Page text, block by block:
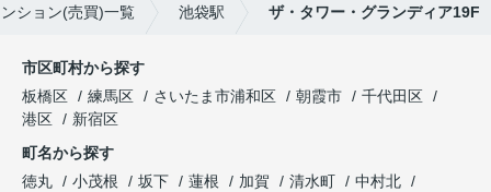
ション(売買)一覧 池袋駅 ザ・タワー・グランディア19F
市区町村から探す
板橋区
練馬区 さいたま市浦和区 朝霞市
千代田区
港区
新宿区
町名から探す
徳丸
小茂根 坂下 蓮根 加賀 清水町
中村北